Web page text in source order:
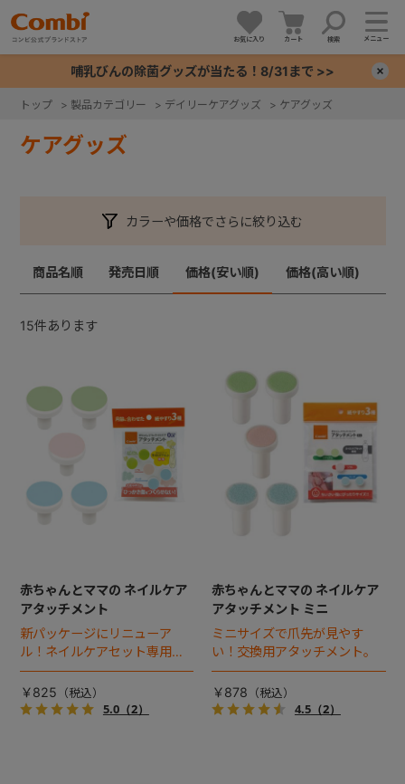
お気に入り カート 検索 メニュー
哺乳びんの除菌グッズが当たる！8/31まで >>
トップ > 製品カテゴリー > デイリーケアグッズ > ケアグッズ
ケアグッズ
カラーや価格でさらに絞り込む
商品名順 発売日順 価格(安い順) 価格(高い順)
15件あります
赤ちゃんとママの ネイルケア
アタッチメント
新パッケージにリニューア
ル！ネイルケアセット専用の
交換アタッチメント。
￥825
5.0（2）
赤ちゃんとママの ネイルケア
アタッチメント ミニ
ミニサイズで爪先が見やす
い！交換用アタッチメント。
￥878
4.5（2）